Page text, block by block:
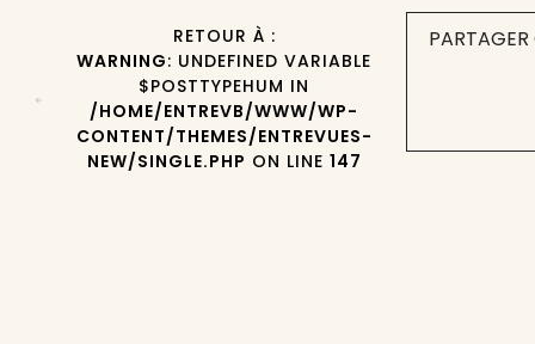
RETOUR À :
WARNING: UNDEFINED VARIABLE
$POSTTYPEHUM IN
/HOME/ENTREVB/WWW/WP-
CONTENT/THEMES/ENTREVUES-
NEW/SINGLE.PHP ON LINE 147